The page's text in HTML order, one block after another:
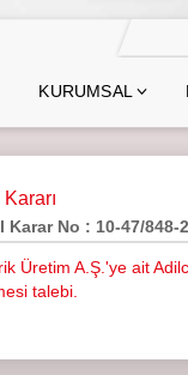
KURUMSAL
Karar No : 10-47/848-
Üretim A.Ş.'ye ait
talebi.